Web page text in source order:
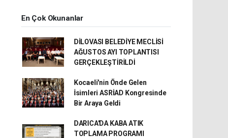
En Çok Okunanlar
DİLOVASI BELEDİYE MECLİSİ
AĞUSTOS AYI TOPLANTISI
GERÇEKLEŞTİRİLDİ
Kocaeli'nin Önde Gelen
İsimleri ASRİAD Kongresinde
Bir Araya Geldi
DARICA'DA KABA ATIK
TOPLAMA PROGRAMI